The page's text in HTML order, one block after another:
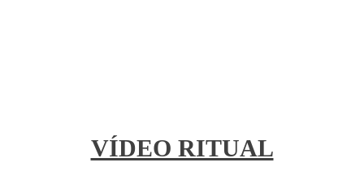
VÍDEO RITUAL